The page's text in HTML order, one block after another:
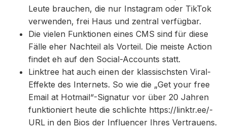
Leute brauchen, die nur Instagram oder TikTok
verwenden, frei Haus und zentral verfügbar.
Die vielen Funktionen eines CMS sind für diese
Fälle eher Nachteil als Vorteil. Die meiste Action
findet eh auf den Social-Accounts statt.
Linktree hat auch einen der klassischsten Viral-
Effekte des Internets. So wie die „Get your free
Email at Hotmail“-Signatur vor über 20 Jahren
funktioniert heute die schlichte https://linktr.ee/-
URL in den Bios der Influencer Ihres Vertrauens.